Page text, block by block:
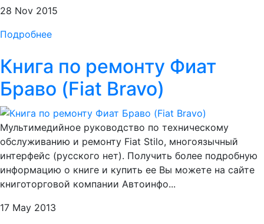
28 Nov 2015
Подробнее
Книга по ремонту Фиат
Браво (Fiat Bravo)
Мультимедийное руководство по техническому
обслуживанию и ремонту Fiat Stilo, многоязычный
интерфейс (русского нет). Получить более подробную
информацию о книге и купить ее Вы можете на сайте
книготорговой компании Автоинфо...
17 May 2013